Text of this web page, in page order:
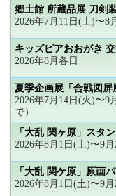
郷土館 所蔵品展 刀剣
2026年7月11日(土)〜8
キッズピアおおがき
2026年8月各日
夏季企画展「合戦図
2026年7月14日(火)〜9
で）
「大乱 関ヶ原」スタ
2026年8月1日(土)〜9
「大乱 関ケ原」原画
2026年8月1日(土)〜9